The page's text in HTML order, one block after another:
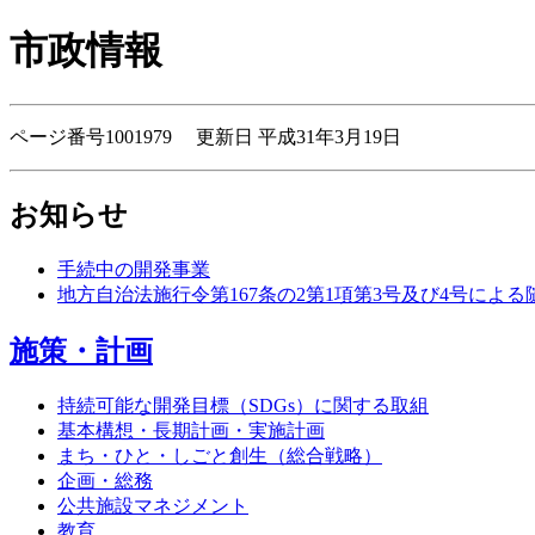
市政情報
ページ番号1001979 更新日 平成31年3月19日
お知らせ
手続中の開発事業
地方自治法施行令第167条の2第1項第3号及び4号による
施策・計画
持続可能な開発目標（SDGs）に関する取組
基本構想・長期計画・実施計画
まち・ひと・しごと創生（総合戦略）
企画・総務
公共施設マネジメント
教育